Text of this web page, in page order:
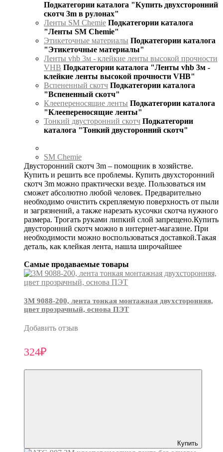
Подкатегории каталога "Купить двухсторонний
скотч 3m в рулонах"
Ленты SM Chemie Подкатегории каталога
"Ленты SM Chemie"
Этикеточные материалы Подкатегории каталога
"Этикеточные материалы"
Ленты vhb 3м - клейкие ленты высокой прочности
VHB Подкатегории каталога "Ленты vhb 3м -
клейкие ленты высокой прочности VHB"
Вспененный скотч Подкатегории каталога
"Вспененный скотч"
Клеепереносящие ленты Подкатегории каталога
"Клеепереносящие ленты"
Тонкий двусторонний скотч Подкатегории
каталога "Тонкий двусторонний скотч"
SM Chemie
Двусторонний скотч 3m – помощник в хозяйстве.
Купить и решить все проблемы. Купить двухсторонний
скотч 3m можно практически везде. Пользоваться им
сможет абсолютно любой человек. Предварительно
необходимо очистить скрепляемую поверхность от пыли
и загрязнений, а также нарезать кусочки скотча нужного
размера. Трогать руками липкий слой запрещено.Купить
двусторонний скотч можно в интернет-магазине. При
необходимости можно воспользоваться доставкой.Такая
деталь, как клейкая лента, нашла широчайшее
Самые продаваемые товары
3М 9088-200, лента тонкая монтажная двухсторонняя,
цвет прозрачный, основа ПЭТ
Добавить отзыв
324₽
Купить